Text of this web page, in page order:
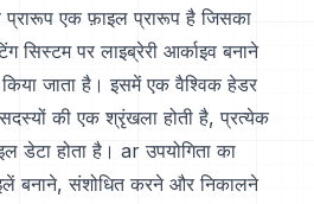
प्रारूप एक फ़ाइल प्रारूप है जिसका
सिस्टम पर लाइब्रेरी आर्काइव बनाने
जाता है। इसमें एक वैश्विक हेडर
की एक श्रृंखला होती है, प्रत्येक
डेटा होता है। ar उपयोगिता का
बनाने, संशोधित करने और निकालने